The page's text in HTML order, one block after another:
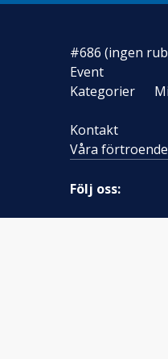
#686 (ingen
Event
Kategorier
Kontakt
Våra
Följ oss: